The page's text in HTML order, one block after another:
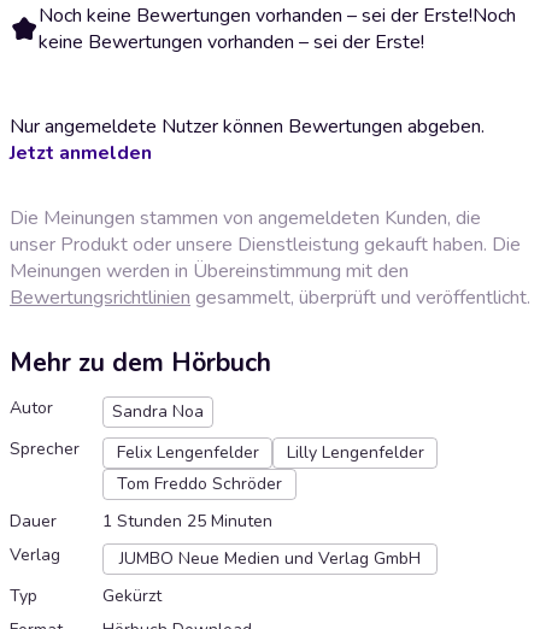
Noch keine Bewertungen vorhanden – sei der Erste!Noch
keine Bewertungen vorhanden – sei der Erste!
Nur angemeldete Nutzer können Bewertungen abgeben.
Jetzt anmelden
Die Meinungen stammen von angemeldeten Kunden, die
unser Produkt oder unsere Dienstleistung gekauft haben. Die
Meinungen werden in Übereinstimmung mit den
Bewertungsrichtlinien gesammelt, überprüft und veröffentlicht.
Mehr zu dem Hörbuch
Autor
Sandra Noa
Sprecher
Felix Lengenfelder
Lilly Lengenfelder
Tom Freddo Schröder
Dauer
1 Stunden 25 Minuten
Verlag
JUMBO Neue Medien und Verlag GmbH
Typ
Gekürzt